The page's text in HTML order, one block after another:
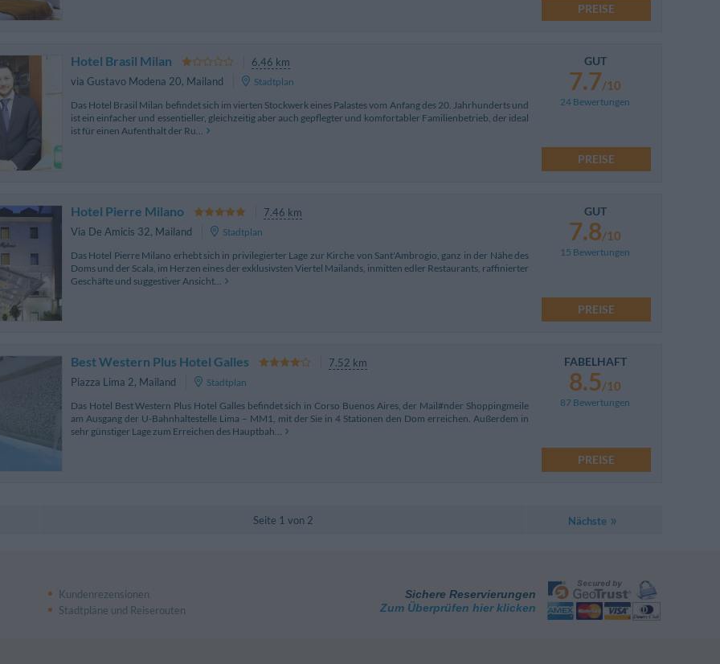
PREISE
Hotel Brasil Milan
6.46 km
via Gustavo Modena 20, Mailand
Stadtplan
Das Hotel Brasil Milan befindet sich im vierten Stockwerk eines Palastes vom Anfang des 20. Jahrhunderts und
ist ein einfacher und essentieller, gleichzeitig aber auch gepflegter und komfortabler Familienbetrieb, der ideal
ist für einen Aufenthalt der Ru...
GUT
7.7/10
24 Bewertungen
PREISE
Hotel Pierre Milano
7.46 km
Via De Amicis 32, Mailand
Stadtplan
Das Hotel Pierre Milano erhebt sich in privilegierter Lage zur Kirche von Sant'Ambrogio, ganz in der Nähe des
Doms und der Scala, im Herzen eines der exklusivsten Viertel Mailands, inmitten edler Restaurants, raffinierter
Geschäfte und suggestiver Ansicht...
GUT
7.8/10
15 Bewertungen
PREISE
Best Western Plus Hotel Galles
7.52 km
Piazza Lima 2, Mailand
Stadtplan
Das Hotel Best Western Plus Hotel Galles befindet sich in Corso Buenos Aires, der Mail#nder Shoppingmeile
am Ausgang der U-Bahnhaltestelle Lima – MM1, mit der Sie in 4 Stationen den Dom erreichen. Außerdem in
sehr günstiger Lage zum Erreichen des Hauptbah...
FABELHAFT
8.5/10
87 Bewertungen
PREISE
Seite 1 von 2 Nächste
Kundenrezensionen
Stadtpläne und Reiserouten
Sichere Reservierungen
Zum Überprüfen hier klicken